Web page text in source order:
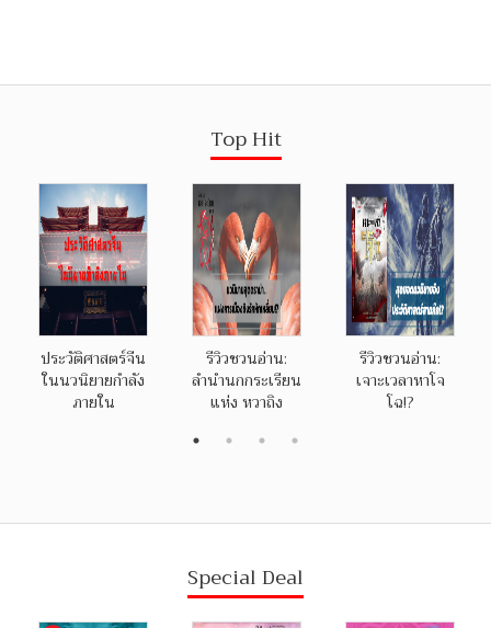
Top Hit
ประวัติศาสตร์จีน
ในนวนิยายกำลัง
ภายใน
รีวิวชวนอ่าน:
ลำนำนกกระเรียน
แห่ง หวาถิง
รีวิวชวนอ่าน:
เจาะเวลาหาโจ
โฉ!?
Special Deal